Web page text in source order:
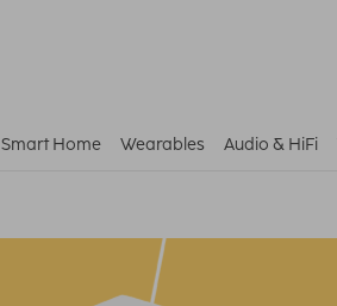
Smart Home Wearables Audio & HiFi